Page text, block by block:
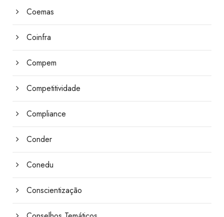
Coemas
Coinfra
Compem
Competitividade
Compliance
Conder
Conedu
Conscientização